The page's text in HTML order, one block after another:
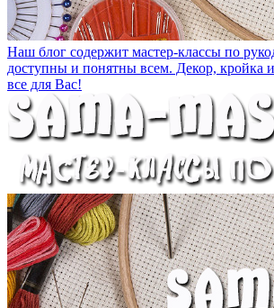
Наш блог содержит мастер-классы по
доступны и понятны всем. Декор, кройка
все для Вас!